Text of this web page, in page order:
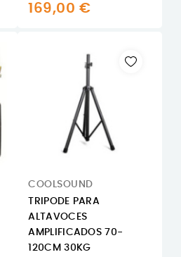
169,00 €
COOLSOUND
TRIPODE PARA
ALTAVOCES
AMPLIFICADOS 70-
120CM 30KG